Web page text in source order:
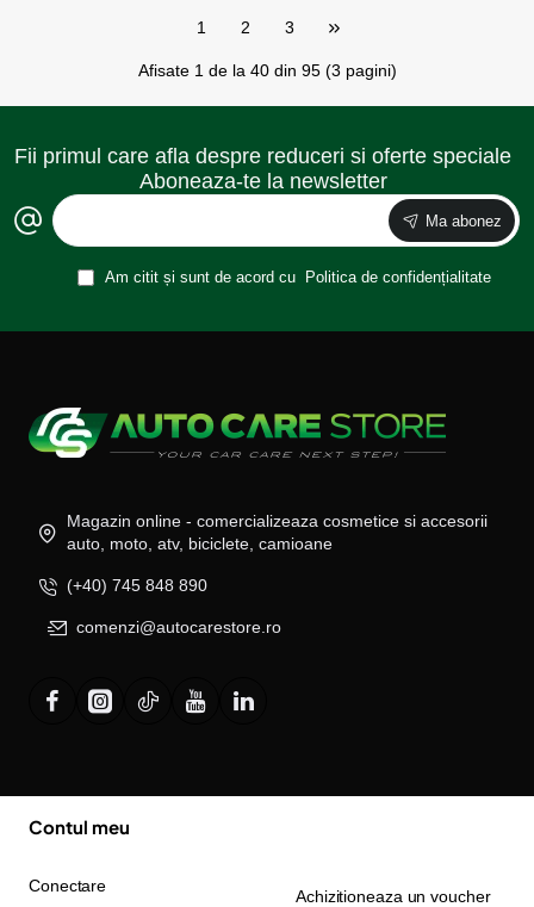
1 2 3
Afisate 1 de la 40 din 95 (3 pagini)
Fii primul care afla despre reduceri si oferte speciale
Aboneaza-te la newsletter
Ma abonez
Am citit și sunt de acord cu Politica de confidențialitate
Magazin online - comercializeaza cosmetice si accesorii
auto, moto, atv, biciclete, camioane
(+40) 745 848 890
comenzi@autocarestore.ro
Contul meu
Conectare
Achizitioneaza un voucher